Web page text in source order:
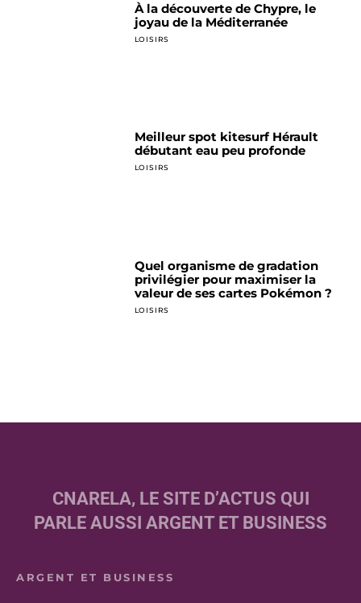
À la découverte de Chypre, le
joyau de la Méditerranée
LOISIRS
Meilleur spot kitesurf Hérault
débutant eau peu profonde
LOISIRS
Quel organisme de gradation
privilégier pour maximiser la
valeur de ses cartes Pokémon ?
LOISIRS
CNARELA, LE SITE D’ACTUS QUI
PARLE AUSSI ARGENT ET BUSINESS
ARGENT ET BUSINESS